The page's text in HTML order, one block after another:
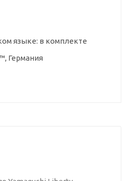
языке: в комплекте
Германия